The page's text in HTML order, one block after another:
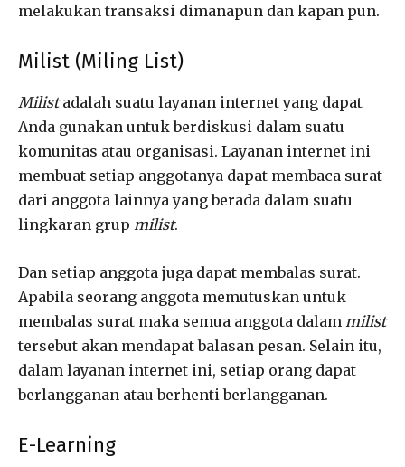
melakukan transaksi dimanapun dan kapan pun.
Milist (Miling List)
Milistadalah suatu layanan internet yang dapat
Anda gunakan untuk berdiskusi dalam suatu
komunitas atau organisasi. Layanan internet ini
membuat setiap anggotanya dapat membaca surat
dari anggota lainnya yang berada dalam suatu
lingkaran grup milist.
Dan setiap anggota juga dapat membalas surat.
Apabila seorang anggota memutuskan untuk
membalas surat maka semua anggota dalam milist
tersebut akan mendapat balasan pesan. Selain itu,
dalam layanan internet ini, setiap orang dapat
berlangganan atau berhenti berlangganan.
E-Learning